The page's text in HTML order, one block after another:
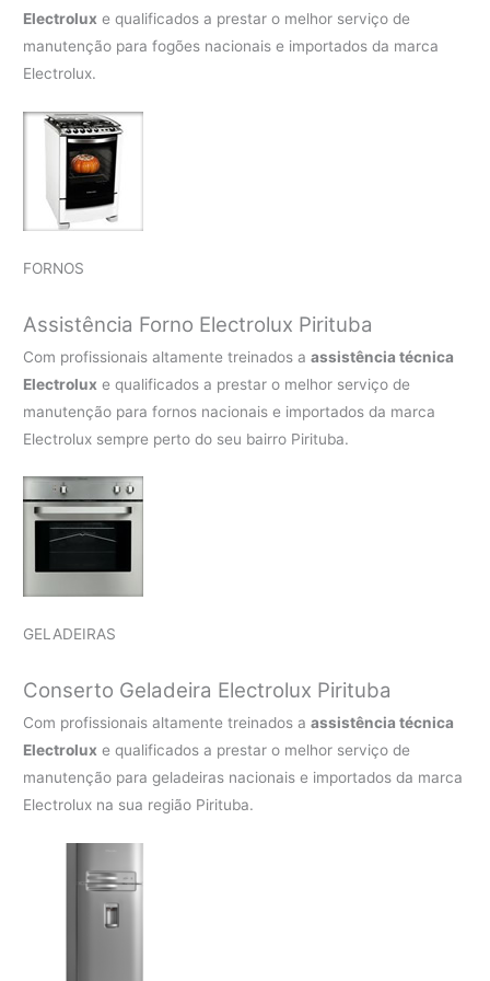
Electrolux e qualificados a prestar o melhor serviço de
manutenção para fogões nacionais e importados da marca
Electrolux.
FORNOS
Assistência Forno Electrolux Pirituba
Com profissionais altamente treinados aassistência técnica
Electrolux e qualificados a prestar o melhor serviço de
manutenção para fornos nacionais e importados da marca
Electrolux sempre perto do seu bairro Pirituba.
GELADEIRAS
Conserto Geladeira Electrolux Pirituba
Com profissionais altamente treinados aassistência técnica
Electrolux e qualificados a prestar o melhor serviço de
manutenção para geladeiras nacionais e importados da marca
Electrolux na sua região Pirituba.